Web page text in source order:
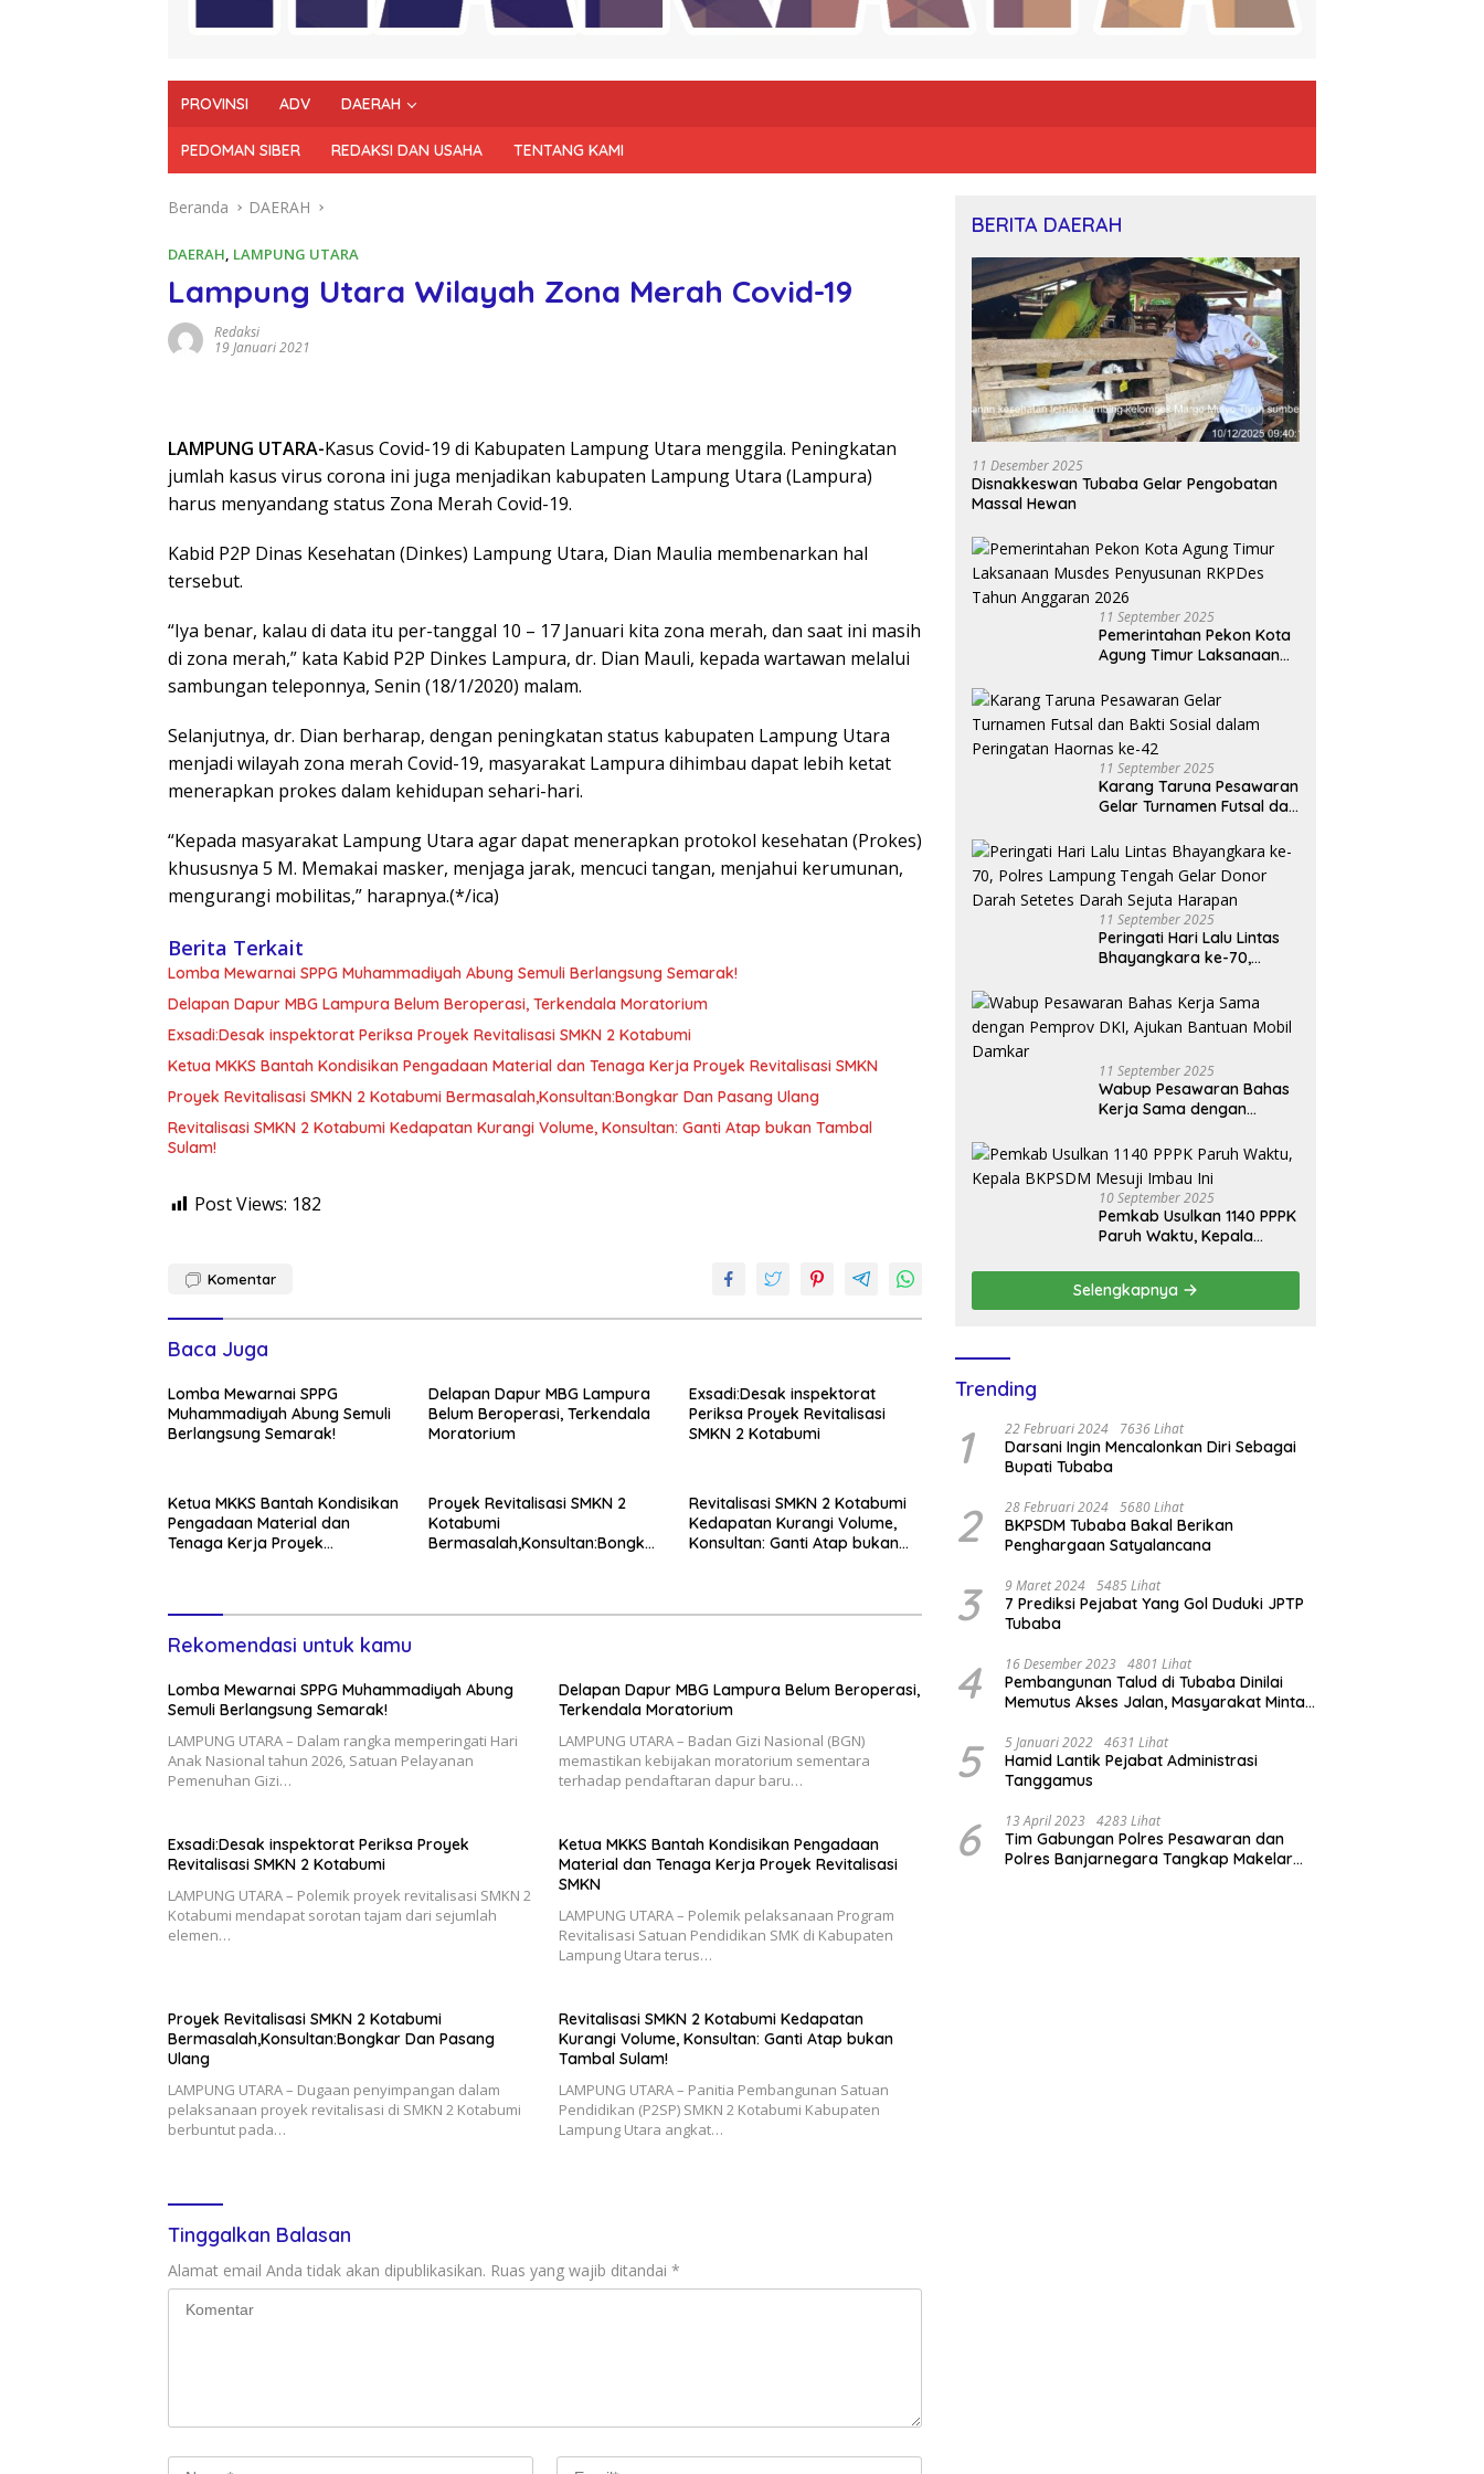
PROVINSI ADV DAERAH
PEDOMAN SIBER REDAKSI DAN USAHA TENTANG KAMI
Beranda DAERAH
DAERAH, LAMPUNG UTARA
Lampung Utara Wilayah Zona Merah Covid-19
Redaksi
19 Januari 2021
LAMPUNG UTARA-Kasus Covid-19 di Kabupaten Lampung Utara menggila. Peningkatan
jumlah kasus virus corona ini juga menjadikan kabupaten Lampung Utara (Lampura)
harus menyandang status Zona Merah Covid-19.
Kabid P2P Dinas Kesehatan (Dinkes) Lampung Utara, Dian Maulia membenarkan hal
tersebut.
“Iya benar, kalau di data itu per-tanggal 10 – 17 Januari kita zona merah, dan saat ini masih
di zona merah,” kata Kabid P2P Dinkes Lampura, dr. Dian Mauli, kepada wartawan melalui
sambungan teleponnya, Senin (18/1/2020) malam.
Selanjutnya, dr. Dian berharap, dengan peningkatan status kabupaten Lampung Utara
menjadi wilayah zona merah Covid-19, masyarakat Lampura dihimbau dapat lebih ketat
menerapkan prokes dalam kehidupan sehari-hari.
“Kepada masyarakat Lampung Utara agar dapat menerapkan protokol kesehatan (Prokes)
khususnya 5 M. Memakai masker, menjaga jarak, mencuci tangan, menjahui kerumunan,
mengurangi mobilitas,” harapnya.(*/ica)
Berita Terkait
Lomba Mewarnai SPPG Muhammadiyah Abung Semuli Berlangsung Semarak!
Delapan Dapur MBG Lampura Belum Beroperasi, Terkendala Moratorium
Exsadi:Desak inspektorat Periksa Proyek Revitalisasi SMKN 2 Kotabumi
Ketua MKKS Bantah Kondisikan Pengadaan Material dan Tenaga Kerja Proyek Revitalisasi SMKN
Proyek Revitalisasi SMKN 2 Kotabumi Bermasalah,Konsultan:Bongkar Dan Pasang Ulang
Revitalisasi SMKN 2 Kotabumi Kedapatan Kurangi Volume, Konsultan: Ganti Atap bukan Tambal
Sulam!
Post Views: 182
Komentar
Baca Juga
Lomba Mewarnai SPPG
Muhammadiyah Abung Semuli
Berlangsung Semarak!
Delapan Dapur MBG Lampura
Belum Beroperasi, Terkendala
Moratorium
Exsadi:Desak inspektorat
Periksa Proyek Revitalisasi
SMKN 2 Kotabumi
Ketua MKKS Bantah Kondisikan
Pengadaan Material dan
Tenaga Kerja Proyek
Proyek Revitalisasi SMKN 2
Kotabumi
Bermasalah,Konsultan:Bongkar
Revitalisasi SMKN 2 Kotabumi
Kedapatan Kurangi Volume,
Konsultan: Ganti Atap bukan
Rekomendasi untuk kamu
Lomba Mewarnai SPPG Muhammadiyah Abung
Semuli Berlangsung Semarak!
LAMPUNG UTARA – Dalam rangka memperingati Hari
Anak Nasional tahun 2026, Satuan Pelayanan
Pemenuhan Gizi…
Delapan Dapur MBG Lampura Belum Beroperasi,
Terkendala Moratorium
LAMPUNG UTARA – Badan Gizi Nasional (BGN)
memastikan kebijakan moratorium sementara
terhadap pendaftaran dapur baru…
Exsadi:Desak inspektorat Periksa Proyek
Revitalisasi SMKN 2 Kotabumi
LAMPUNG UTARA – Polemik proyek revitalisasi SMKN 2
Kotabumi mendapat sorotan tajam dari sejumlah
elemen…
Ketua MKKS Bantah Kondisikan Pengadaan
Material dan Tenaga Kerja Proyek Revitalisasi
SMKN
LAMPUNG UTARA – Polemik pelaksanaan Program
Revitalisasi Satuan Pendidikan SMK di Kabupaten
Lampung Utara terus…
Proyek Revitalisasi SMKN 2 Kotabumi
Bermasalah,Konsultan:Bongkar Dan Pasang
Ulang
LAMPUNG UTARA – Dugaan penyimpangan dalam
pelaksanaan proyek revitalisasi di SMKN 2 Kotabumi
berbuntut pada…
Revitalisasi SMKN 2 Kotabumi Kedapatan
Kurangi Volume, Konsultan: Ganti Atap bukan
Tambal Sulam!
LAMPUNG UTARA – Panitia Pembangunan Satuan
Pendidikan (P2SP) SMKN 2 Kotabumi Kabupaten
Lampung Utara angkat…
Tinggalkan Balasan
Alamat email Anda tidak akan dipublikasikan. Ruas yang wajib ditandai *
BERITA DAERAH
11 Desember 2025
Disnakkeswan Tubaba Gelar Pengobatan
Massal Hewan
11 September 2025
Pemerintahan Pekon Kota
Agung Timur Laksanaan
RKPDes Tahun Anggaran
2026
11 September 2025
Karang Taruna Pesawaran
Gelar Turnamen Futsal dan
Peringatan Haornas ke-42
11 September 2025
Peringati Hari Lalu Lintas
Bhayangkara ke-70,
Gelar Donor Darah Setetes
Darah Sejuta Harapan
11 September 2025
Wabup Pesawaran Bahas
Kerja Sama dengan
Bantuan Mobil Damkar
10 September 2025
Pemkab Usulkan 1140 PPPK
Paruh Waktu, Kepala
Selengkapnya
Trending
1 22 Februari 2024 7636 Lihat
Darsani Ingin Mencalonkan Diri Sebagai
Bupati Tubaba
2 28 Februari 2024 5680 Lihat
BKPSDM Tubaba Bakal Berikan
Penghargaan Satyalancana
3 9 Maret 2024 5485 Lihat
7 Prediksi Pejabat Yang Gol Duduki JPTP
Tubaba
4 16 Desember 2023 4801 Lihat
Pembangunan Talud di Tubaba Dinilai
Memutus Akses Jalan, Masyarakat Minta
5 5 Januari 2022 4631 Lihat
Hamid Lantik Pejabat Administrasi
Tanggamus
6 13 April 2023 4283 Lihat
Tim Gabungan Polres Pesawaran dan
Polres Banjarnegara Tangkap Makelar